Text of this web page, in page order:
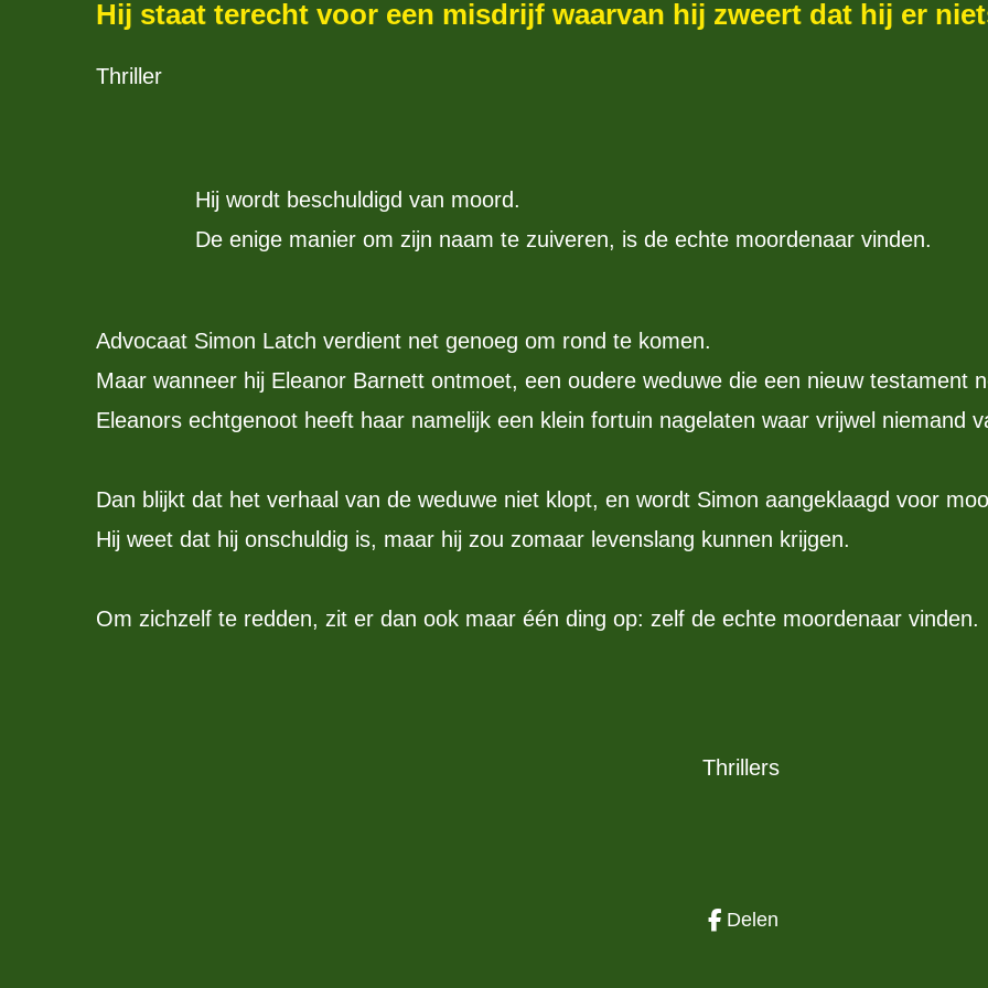
Hij staat terecht voor een misdrijf waarvan hij zweert dat hij er
Thriller
Hij wordt beschuldigd van moord.
De enige manier om zijn naam te zuiveren, is de echte moordenaar vinden.
Advocaat Simon Latch verdient net genoeg om rond te komen.
Maar wanneer hij Eleanor Barnett ontmoet, een oudere weduwe die een nieuw testament
Eleanors echtgenoot heeft haar namelijk een klein fortuin nagelaten waar vrijwel niemand
Dan blijkt dat het verhaal van de weduwe niet klopt, en wordt Simon aangeklaagd voor
Hij weet dat hij onschuldig is, maar hij zou zomaar levenslang kunnen krijgen.
Om zichzelf te redden, zit er dan ook maar één ding op: zelf de echte moordenaar vinden.
Thrillers
Delen